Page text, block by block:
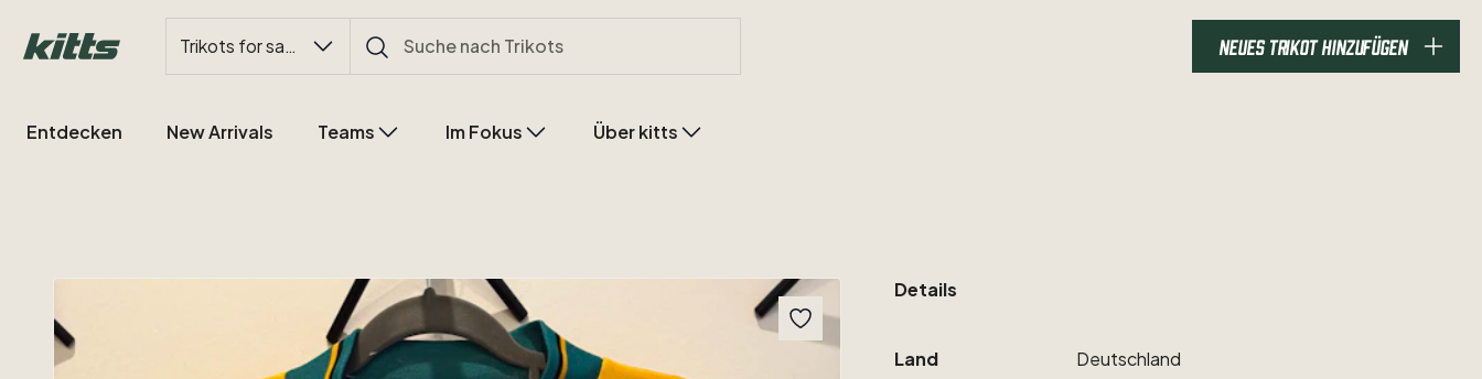
Trikots for sale NEUES TRIKOT HINZUFÜGEN
Entdecken New Arrivals Teams Im Fokus Über kitts
Details
Land Deutschland